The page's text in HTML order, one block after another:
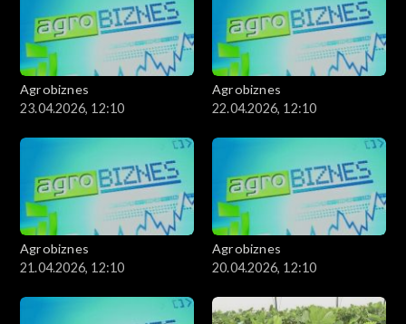
Agrobiznes
23.04.2026, 12:10
Agrobiznes
22.04.2026, 12:10
Agrobiznes
21.04.2026, 12:10
Agrobiznes
20.04.2026, 12:10